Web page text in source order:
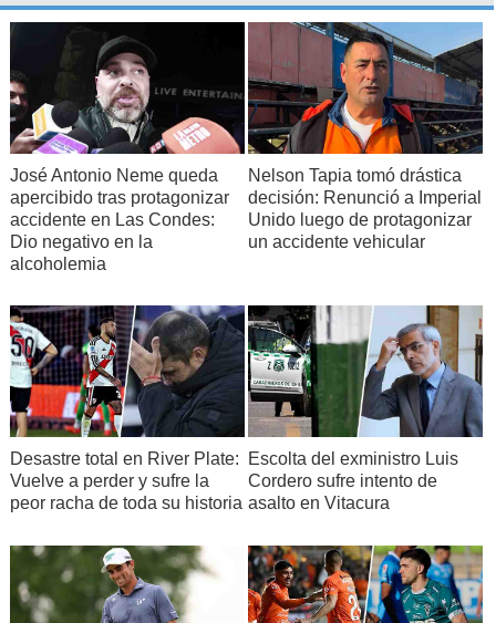
José Antonio Neme queda
apercibido tras protagonizar
accidente en Las Condes:
Dio negativo en la
alcoholemia
Nelson Tapia tomó drástica
decisión: Renunció a Imperial
Unido luego de protagonizar
un accidente vehicular
Desastre total en River Plate:
Vuelve a perder y sufre la
peor racha de toda su historia
Escolta del exministro Luis
Cordero sufre intento de
asalto en Vitacura